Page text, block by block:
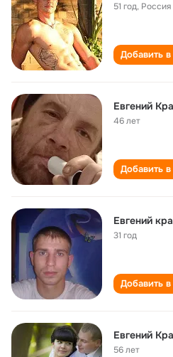
51 год, Россия
Добавить
Евгений
46 лет
Добавить
31 год
Добавить
Евгений
56 лет